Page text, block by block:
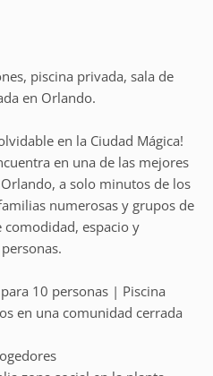
piscina privada, sala de
en Orlando.
en la Ciudad Mágica!
en una de las mejores
a solo minutos de los
numerosas y grupos de
espacio y
10 personas | Piscina
en una comunidad cerrada